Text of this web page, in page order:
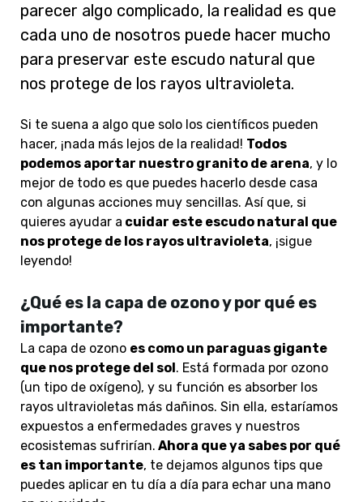
parecer algo complicado, la realidad es que
cada uno de nosotros puede hacer mucho
para preservar este escudo natural que
nos protege de los rayos ultravioleta.
Si te suena a algo que solo los científicos pueden
hacer, ¡nada más lejos de la realidad! Todos
podemos aportar nuestro granito de arena, y lo
mejor de todo es que puedes hacerlo desde casa
con algunas acciones muy sencillas. Así que, si
quieres ayudar a cuidar este escudo natural que
nos protege de los rayos ultravioleta, ¡sigue
leyendo!
¿Qué es la capa de ozono y por qué es
importante?
La capa de ozono es como un paraguas gigante
que nos protege del sol. Está formada por ozono
(un tipo de oxígeno), y su función es absorber los
rayos ultravioletas más dañinos. Sin ella, estaríamos
expuestos a enfermedades graves y nuestros
ecosistemas sufrirían. Ahora que ya sabes por qué
es tan importante, te dejamos algunos tips que
puedes aplicar en tu día a día para echar una mano